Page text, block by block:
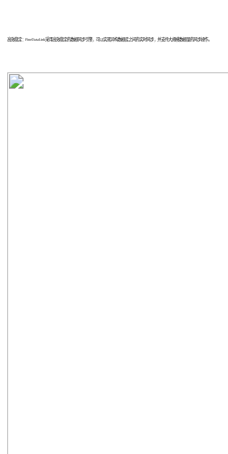
高效稳定：FineDataLink采用高效稳定的数据同步引擎，可以实现异构数据库之间的实时同步，并支持大规模数据量的同步操作。